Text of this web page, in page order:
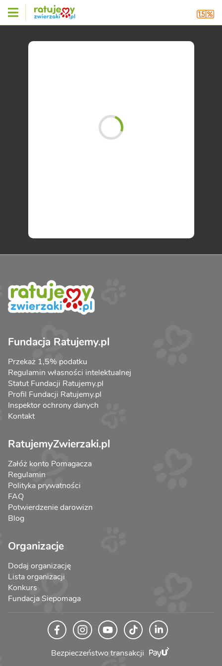
Fundacja Ratujemy.pl
Przekaż 1,5% podatku
Regulamin własności intelektualnej
Statut Fundacji Ratujemy.pl
Profil Fundacji Ratujemy.pl
Inspektor ochrony danych
Kontakt
RatujemyZwierzaki.pl
Załóż konto Pomagacza
Regulamin
Polityka prywatności
FAQ
Potwierdzenie darowizn
Blog
Organizacje
Dodaj organizację
Lista organizacji
Konkurs
Fundacja Siepomaga
Bezpieczeństwo transakcji